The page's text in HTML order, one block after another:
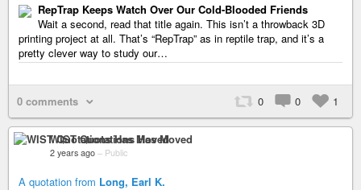
RepTrap Keeps Watch Over Our Cold-Blooded Friends
Wait a second, read that title again. This isn’t a throwback 3D
printing project at all. That’s “RepTrap” as in reptile trap, and it’s a
pretty clever way to study our…
0 comments 0 0 1
WIST Quotations Has Moved
2 years ago – Public
A quotation from Long, Earl K.